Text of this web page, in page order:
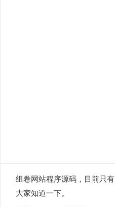
组卷网站程序源码，目前只
大家知道一下。